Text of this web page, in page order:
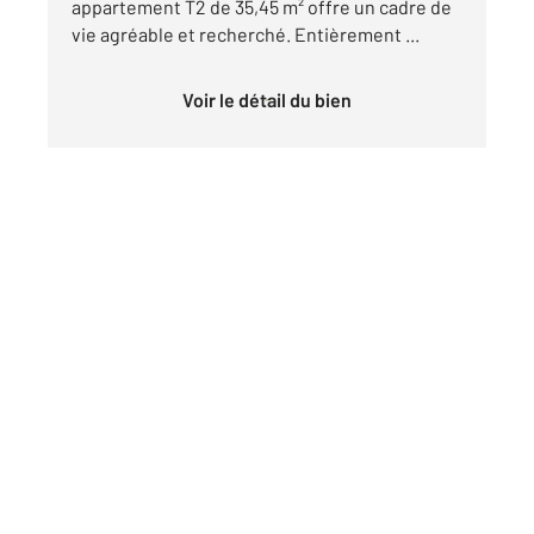
appartement T2 de 35,45 m² offre un cadre de
vie agréable et recherché. Entièrement ...
Voir le détail du bien